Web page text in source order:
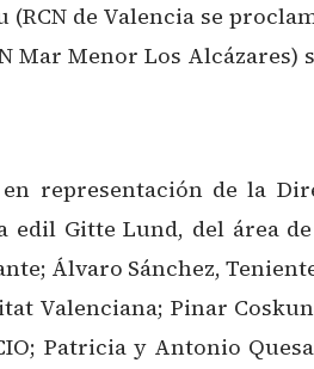
de Valencia se
Mar Menor Los Alcázares)
representación de la
Gitte Lund, del área
Álvaro Sánchez,
Valenciana; Pinar
Patricia y Antonio